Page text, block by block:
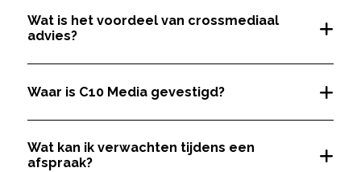
Wat is het voordeel van crossmediaal
advies?
Waar is C10 Media gevestigd?
Wat kan ik verwachten tijdens een
afspraak?